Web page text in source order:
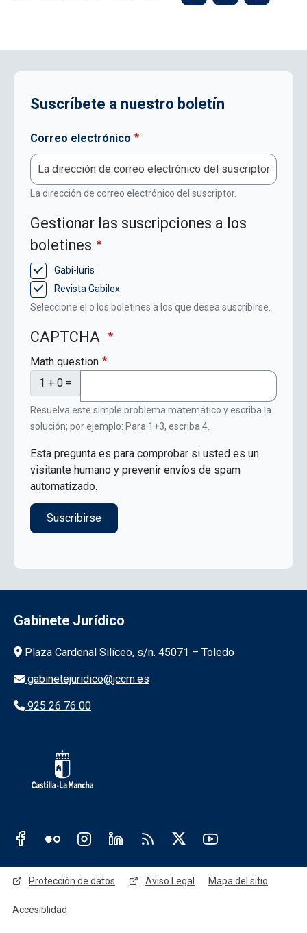
Suscríbete a nuestro boletín
Correo electrónico
La dirección de correo electrónico del suscriptor.
Gestionar las suscripciones a los
boletines
Gabi-Iuris
Revista Gabilex
Seleccione el o los boletines a los que desea suscribirse.
CAPTCHA
Math question
1 + 0 =
Resuelva este simple problema matemático y escriba la
solución; por ejemplo: Para 1+3, escriba 4.
Esta pregunta es para comprobar si usted es un
visitante humano y prevenir envíos de spam
automatizado.
Gabinete Jurídico
Información de la institución
Plaza Cardenal Silíceo, s/n. 45071 – Toledo
gabinetejuridico@jccm.es
925 26 76 00
Redes sociales JCCM
Menú legal
Protección de datos Aviso Legal Mapa del sitio
Accesiblidad